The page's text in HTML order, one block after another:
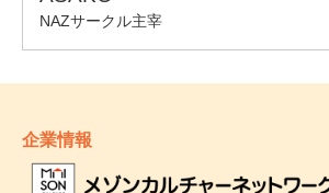
企業情報